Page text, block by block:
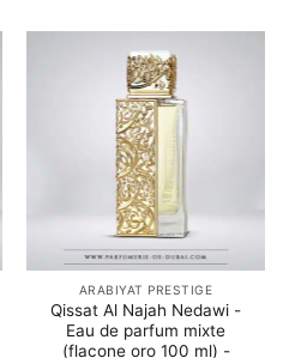
ARABIYAT PRESTIGE
Qissat Al Najah Nedawi -
Eau de parfum mixte
(flacone oro 100 ml) -